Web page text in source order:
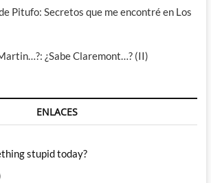
Pitufo: Secretos que me encontré en Los
¿Sabe Claremont…? (II)
ENLACES
stupid today?